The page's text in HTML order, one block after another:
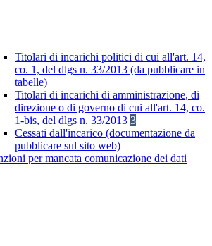
Titolari di incarichi politici di cui all'art. 14,
co. 1, del dlgs n. 33/2013 (da pubblicare in
tabelle)
Titolari di incarichi di amministrazione, di
direzione o di governo di cui all'art. 14, co.
1-bis, del dlgs n. 33/2013 3
Cessati dall'incarico (documentazione da
pubblicare sul sito web)
per mancata comunicazione dei dati